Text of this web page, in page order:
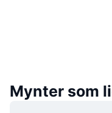
Mynter som